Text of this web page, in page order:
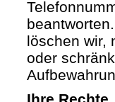
löschen wir,
oder